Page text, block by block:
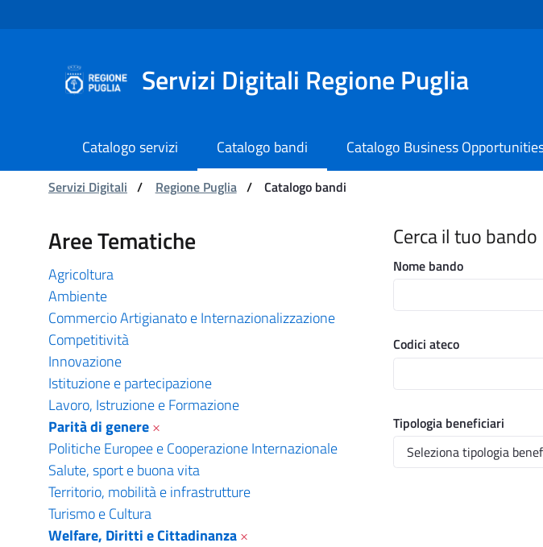
Navigazione
Servizi Digitali Regione Puglia
Catalogo servizi Catalogo bandi Catalogo Business
Ti trovi in:
Servizi Digitali / Regione Puglia / Catalogo bandi
Catalogo bandi - Servizi Digitali
Aree Tematiche
Agricoltura
Ambiente
Commercio Artigianato e Internazionalizzazione
Competitività
Innovazione
Istituzione e partecipazione
Lavoro, Istruzione e Formazione
Parità di genere×
Politiche Europee e Cooperazione Internazionale
Salute, sport e buona vita
Territorio, mobilità e infrastrutture
Turismo e Cultura
Welfare, Diritti e Cittadinanza×
Cerca il tuo bando
Nome bando
Codici ateco
Tipologia beneficiari